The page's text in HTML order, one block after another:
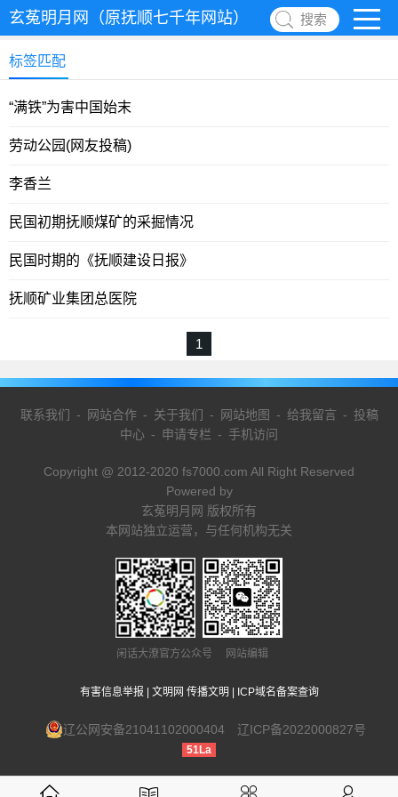
玄菟明月网（原抚顺七千年网站） 搜索
标签匹配
“满铁”为害中国始末
劳动公园(网友投稿)
李香兰
民国初期抚顺煤矿的采掘情况
民国时期的《抚顺建设日报》
抚顺矿业集团总医院
1
联系我们 - 网站合作- 关于我们 - 网站地图 - 给我留言 - 投稿
中心 - 申请专栏 - 手机访问
Copyright @ 2012-2020 fs7000.com All Right Reserved
Powered by
玄菟明月网 版权所有
本网站独立运营，与任何机构无关
闲话大潦官方公众号 网站编辑
有害信息举报 文明网 传播文明 ICP域名备案查询
辽公网安备21041102000404 辽ICP备2022000827号
51La